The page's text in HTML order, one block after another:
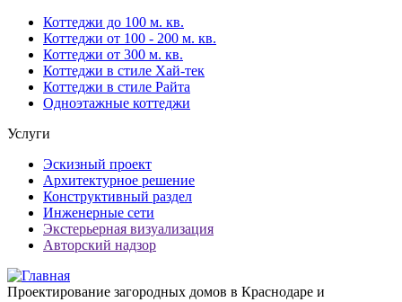
Коттеджи до 100 м. кв.
Коттеджи от 100 - 200 м. кв.
Коттеджи от 300 м. кв.
Коттеджи в стиле Хай-тек
Коттеджи в стиле Райта
Одноэтажные коттеджи
Услуги
Эскизный проект
Архитектурное решение
Конструктивный раздел
Инженерные сети
Экстерьерная визуализация
Авторский надзор
Проектирование загородных домов в Краснодаре и